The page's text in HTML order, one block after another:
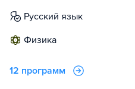
русский язык
физика
12 программ